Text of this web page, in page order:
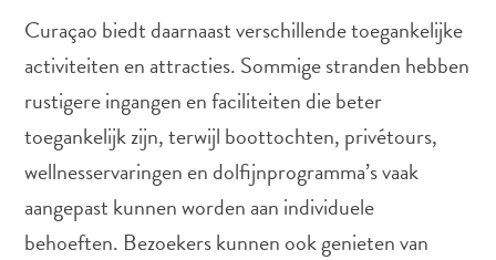
Stranden
Taxidiensten
Tours
Wateractiviteiten
Winkelgebieden
Waar
te
verblijven
Curaçao biedt daarnaast verschillende toegankelijke
activiteiten en attracties. Sommige stranden hebben
rustigere ingangen en faciliteiten die beter
toegankelijk zijn, terwijl boottochten, privétours,
wellnesservaringen en dolfijnprogramma’s vaak
aangepast kunnen worden aan individuele
behoeften. Bezoekers kunnen ook genieten van